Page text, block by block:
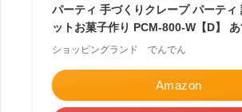
パーティ 手づくりクレープ パーティ
ットお菓子作り PCM-800-W【D】
ショッピングランド でんでん
Amazon